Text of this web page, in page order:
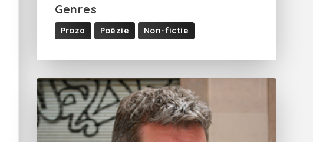
Genres
Proza Poëzie Non-fictie